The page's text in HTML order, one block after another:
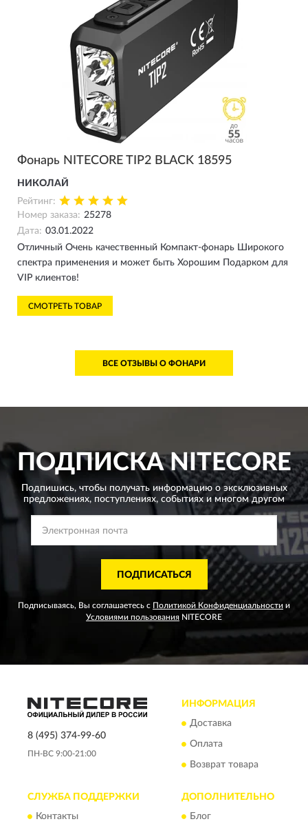
Фонарь NITECORE TIP2 BLACK 18595
НИКОЛАЙ
Рейтинг:
Номер заказа: 25278
Дата: 03.01.2022
Отличный Очень качественный Компакт-фонарь Широкого
спектра применения и может быть Хорошим Подарком для
VIP клиентов!
СМОТРЕТЬ ТОВАР
ВСЕ ОТЗЫВЫ О ФОНАРИ
ПОДПИСКАNITECORE
Подпишись, чтобы получать информацию о эксклюзивных
предложениях, поступлениях, событиях и многом другом
ПОДПИСАТЬСЯ
Подписываясь, Вы соглашаетесь с Политикой Конфиденциальности и
Условиями пользования NITECORE
8 (495) 374-99-60
ПН-ВС 9:00-21:00
ИНФОРМАЦИЯ
Доставка
Оплата
Возврат товара
СЛУЖБА ПОДДЕРЖКИ
Контакты
ДОПОЛНИТЕЛЬНО
Блог